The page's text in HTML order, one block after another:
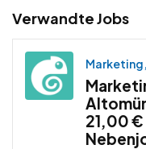
Verwandte Jobs
21,00